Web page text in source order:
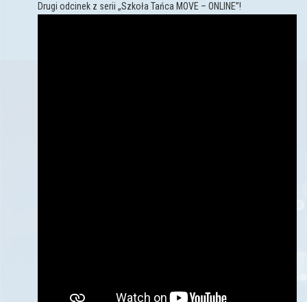
Drugi odcinek z serii „Szkoła Tańca MOVE – ONLINE”!